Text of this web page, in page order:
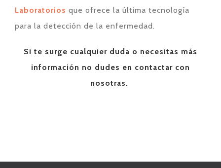
Laboratorios que ofrece la última tecnología
para la detección de la enfermedad.
Si te surge cualquier duda o necesitas más
información no dudes en contactar con
nosotras.